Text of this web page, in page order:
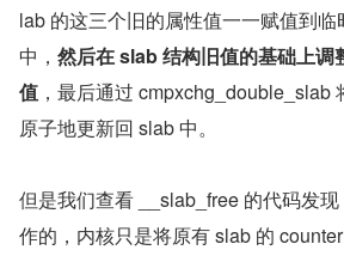
lab 的这三个旧的属性值一一赋值到
中， 然后在 slab 结构旧值的基础上调
值 ，最后通过 cmpxchg_double_slab
原子地更新回 slab 中。
但是我们查看 __slab_free 的代码发
作的，内核只是将原有 slab 的